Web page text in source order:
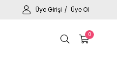
Üye Girişi Üye Ol
0